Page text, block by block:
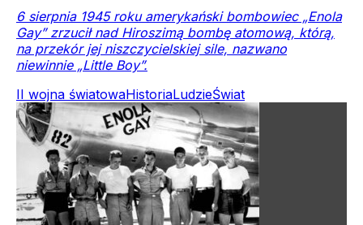
6 sierpnia 1945 roku amerykański bombowiec „Enola
Gay” zrzucił nad Hiroszimą bombę atomową, którą,
na przekór jej niszczycielskiej sile, nazwano
niewinnie „Little Boy”.
II wojna światowaHistoriaLudzieŚwiat